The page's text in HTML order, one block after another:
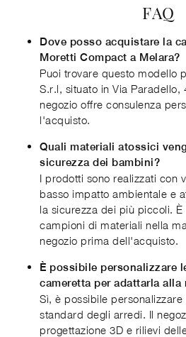
FAQ
Dove posso acquistare la
Moretti Compact a Melara?
Puoi trovare questo modello
S.r.l, situato in Via Paradello,
negozio offre consulenza
l'acquisto.
Quali materiali atossici
sicurezza dei bambini?
I prodotti sono realizzati con
basso impatto ambientale e
la sicurezza dei più piccoli.
campioni di materiali nella
negozio prima dell'acquisto.
È possibile personalizzare
cameretta per adattarla alla
Sì, è possibile personalizzare
standard degli arredi. Il
progettazione 3D e rilievi